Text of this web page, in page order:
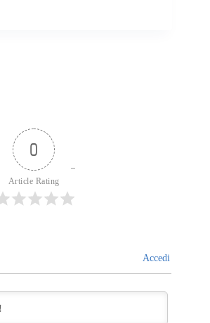
0
Article Rating
Accedi